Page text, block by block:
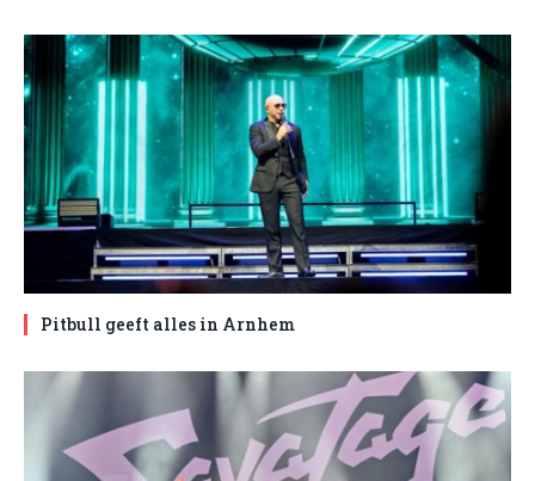
Pitbull geeft alles in Arnhem